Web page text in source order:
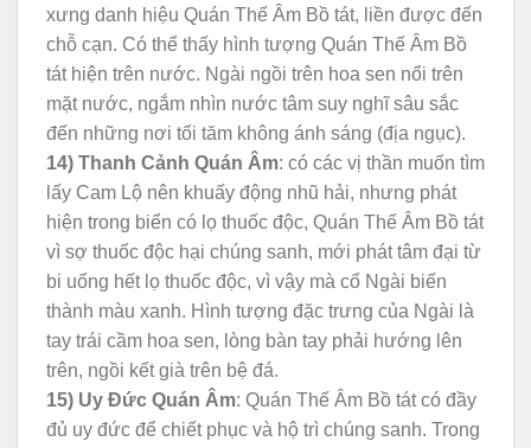
xưng danh hiệu Quán Thế Âm Bồ tát, liền được đến
chỗ cạn. Có thể thấy hình tượng Quán Thế Âm Bồ
tát hiện trên nước. Ngài ngồi trên hoa sen nổi trên
mặt nước, ngắm nhìn nước tâm suy nghĩ sâu sắc
đến những nơi tối tăm không ánh sáng (địa ngục).
14) Thanh Cảnh Quán Âm: có các vị thần muốn tìm
lấy Cam Lộ nên khuấy động nhũ hải, nhưng phát
hiện trong biển có lọ thuốc độc, Quán Thế Âm Bồ tát
vì sợ thuốc độc hại chúng sanh, mới phát tâm đại từ
bi uống hết lọ thuốc độc, vì vậy mà cổ Ngài biến
thành màu xanh. Hình tượng đặc trưng của Ngài là
tay trái cầm hoa sen, lòng bàn tay phải hướng lên
trên, ngồi kết già trên bệ đá.
15) Uy Đức Quán Âm: Quán Thế Âm Bồ tát có đầy
đủ uy đức để chiết phục và hộ trì chúng sanh. Trong